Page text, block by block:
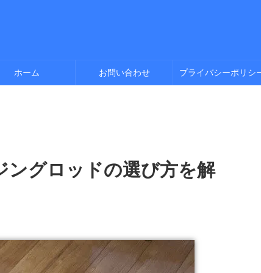
ホーム お問い合わせ プライバシーポリシ
ングロッドの選び方を解